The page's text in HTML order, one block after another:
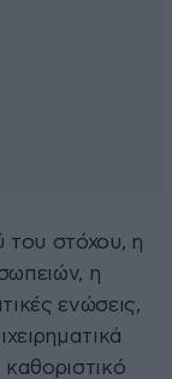
του στόχου, η
η
ενώσεις,